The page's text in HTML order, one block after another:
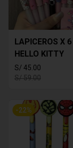
LAPICEROS X
HELLO KITTY
S/ 45.00
S/ 59.00
-22%